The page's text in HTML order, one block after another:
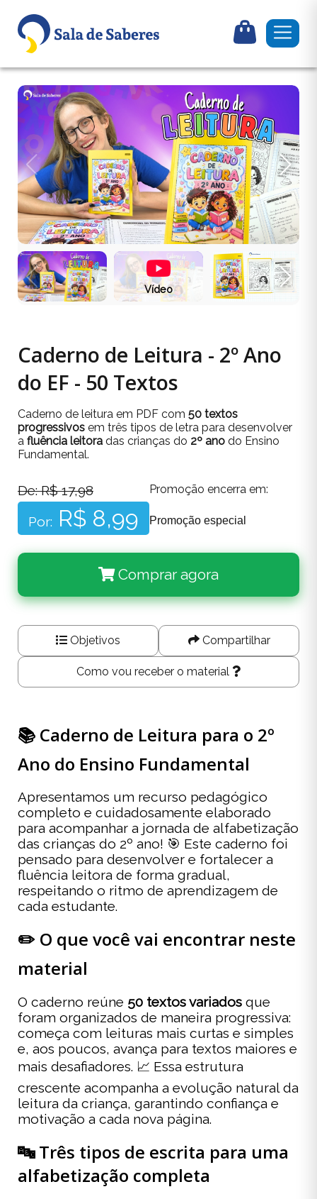
Vídeo
Caderno de Leitura - 2º Ano
do EF - 50 Textos
Caderno de leitura em PDF com 50 textos
progressivos em três tipos de letra para desenvolver
a fluência leitora das crianças do 2º ano do Ensino
Fundamental.
De: R$ 17,98
Por: R$ 8,99
Promoção encerra em:
Promoção especial
Comprar agora
Objetivos Compartilhar
Como vou receber o material
📚 Caderno de Leitura para o 2º
Ano do Ensino Fundamental
Apresentamos um recurso pedagógico
completo e cuidadosamente elaborado
para acompanhar a jornada de alfabetização
das crianças do 2º ano! 🎯 Este caderno foi
pensado para desenvolver e fortalecer a
fluência leitora de forma gradual,
respeitando o ritmo de aprendizagem de
cada estudante.
✏️ O que você vai encontrar neste
material
O caderno reúne 50 textos variados que
foram organizados de maneira progressiva:
começa com leituras mais curtas e simples
e, aos poucos, avança para textos maiores e
mais desafiadores. 📈 Essa estrutura
crescente acompanha a evolução natural da
leitura da criança, garantindo confiança e
motivação a cada nova página.
🔤 Três tipos de escrita para uma
alfabetização completa